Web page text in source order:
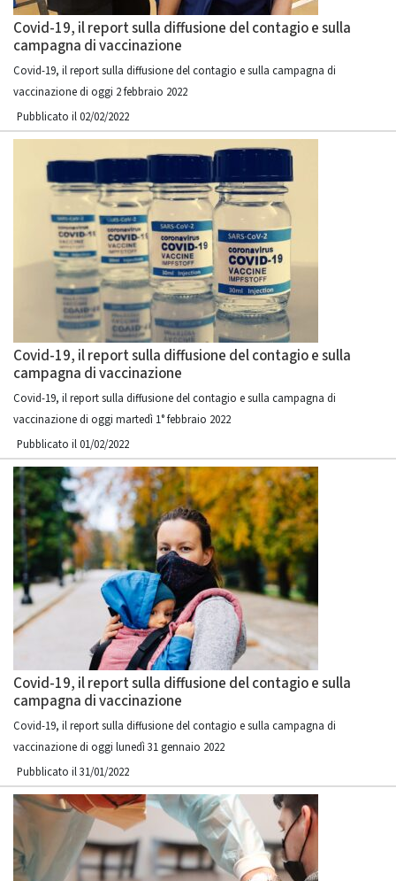
Covid-19, il report sulla diffusione del contagio e sulla
campagna di vaccinazione
Covid-19, il report sulla diffusione del contagio e sulla campagna di
vaccinazione di oggi 2 febbraio 2022
Pubblicato il 02/02/2022
Covid-19, il report sulla diffusione del contagio e sulla
campagna di vaccinazione
Covid-19, il report sulla diffusione del contagio e sulla campagna di
vaccinazione di oggi martedì 1° febbraio 2022
Pubblicato il 01/02/2022
Covid-19, il report sulla diffusione del contagio e sulla
campagna di vaccinazione
Covid-19, il report sulla diffusione del contagio e sulla campagna di
vaccinazione di oggi lunedì 31 gennaio 2022
Pubblicato il 31/01/2022